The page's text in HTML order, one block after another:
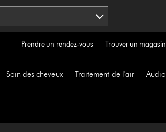
Prendre un rendez-vous Trouver un magasin
Soin des cheveux Traitement de l'air Audio